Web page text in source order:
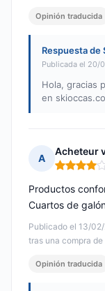
Opinión traducida
Respuesta de
Publicada el 20/
Hola, gracias
en
A
Acheteur
Nota: 4 de
Publicado el 13/
tras una compra
Productos
Cuartos de
Opinión traducida